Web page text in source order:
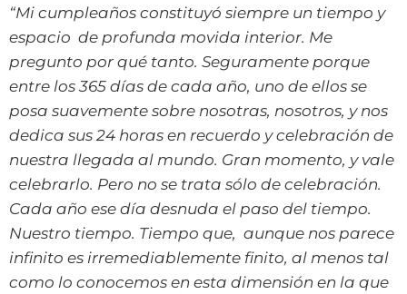
“Mi cumpleaños constituyó siempre un tiempo y
espacio de profunda movida interior. Me
pregunto por qué tanto. Seguramente porque
entre los 365 días de cada año, uno de ellos se
posa suavemente sobre nosotras, nosotros, y nos
dedica sus 24 horas en recuerdo y celebración de
nuestra llegada al mundo. Gran momento, y vale
celebrarlo. Pero no se trata sólo de celebración.
Cada año ese día desnuda el paso del tiempo.
Nuestro tiempo. Tiempo que, aunque nos parece
infinito es irremediablemente finito, al menos tal
como lo conocemos en esta dimensión en la que